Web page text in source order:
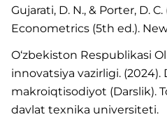
Gujarati, D. N., & Porter, D.
Econometrics (5th ed.).
O‘zbekiston Respublikasi
innovatsiya vazirligi. (2024).
makroiqtisodiyot (Darslik).
davlat texnika universiteti.